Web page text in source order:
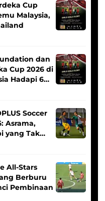
Cup
Malaysia,
dan
Cup 2026 di
Hadapi 6
Soccer
Asrama,
yang Tak
All-Stars
Berburu
Pembinaan